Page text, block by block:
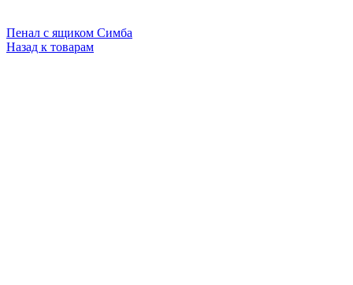
Пенал с ящиком Симба
Назад к товарам